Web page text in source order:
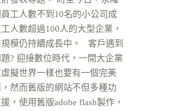
工人數不到10名的小公司成
人數超過100人的大型企業，
規模仍持續成長中。 客戶遇到
? 迎接數位時代，一間大企業
虛擬世界一樣也要有一個完美
然而舊版的網站不但多種功
，使用舊版adobe flash製作，